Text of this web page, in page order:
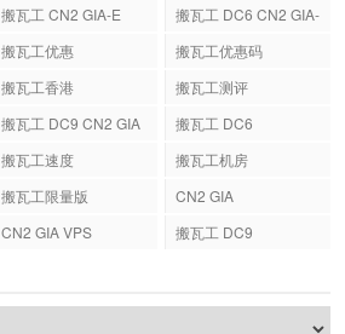
搬瓦工 CN2 GIA-E
搬瓦工 DC6 CN2 GIA-
搬瓦工优惠
搬瓦工优惠码
搬瓦工香港
搬瓦工测评
搬瓦工 DC9 CN2 GIA
搬瓦工 DC6
搬瓦工速度
搬瓦工机房
搬瓦工限量版
CN2 GIA
CN2 GIA VPS 搬瓦工 DC9